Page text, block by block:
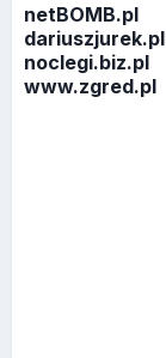
netBOMB.pl
dariuszjurek.pl
noclegi.biz.pl
www.zgred.pl